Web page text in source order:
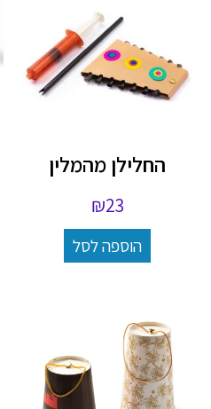
החלילן מהמלין
₪23
הוספה לסל